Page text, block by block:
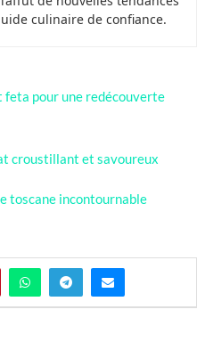
culinaire de confiance.
feta pour une redécouverte
croustillant et savoureux
toscane incontournable